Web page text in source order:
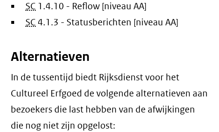
SC 1.4.10 - Reflow [niveau AA]
SC 4.1.3 - Statusberichten [niveau AA]
Alternatieven
In de tussentijd biedt Rijksdienst voor het
Cultureel Erfgoed de volgende alternatieven aan
bezoekers die last hebben van de afwijkingen
die nog niet zijn opgelost: